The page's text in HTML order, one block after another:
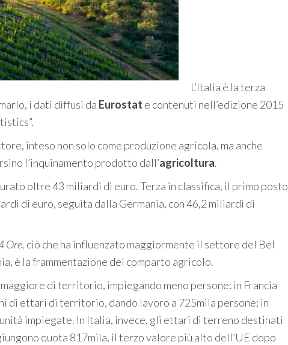
L’Italia è la terza
i dati diffusi da Eurostat e contenuti nell’edizione 2015
inteso non solo come produzione agricola, ma anche
l’inquinamento prodotto dall’agricoltura.
oltre 43 miliardi di euro. Terza in classifica, il primo posto
di euro, seguita dalla Germania, con 46,2 miliardi di
Ore, ciò che ha influenzato maggiormente il settore del Bel
è la frammentazione del comparto agricolo.
di territorio, impiegando meno persone: in Francia
di ettari di territorio, dando lavoro a 725mila persone; in
impiegate. In Italia, invece, gli ettari di terreno destinati
quota 817mila, il terzo valore più alto dell’UE dopo